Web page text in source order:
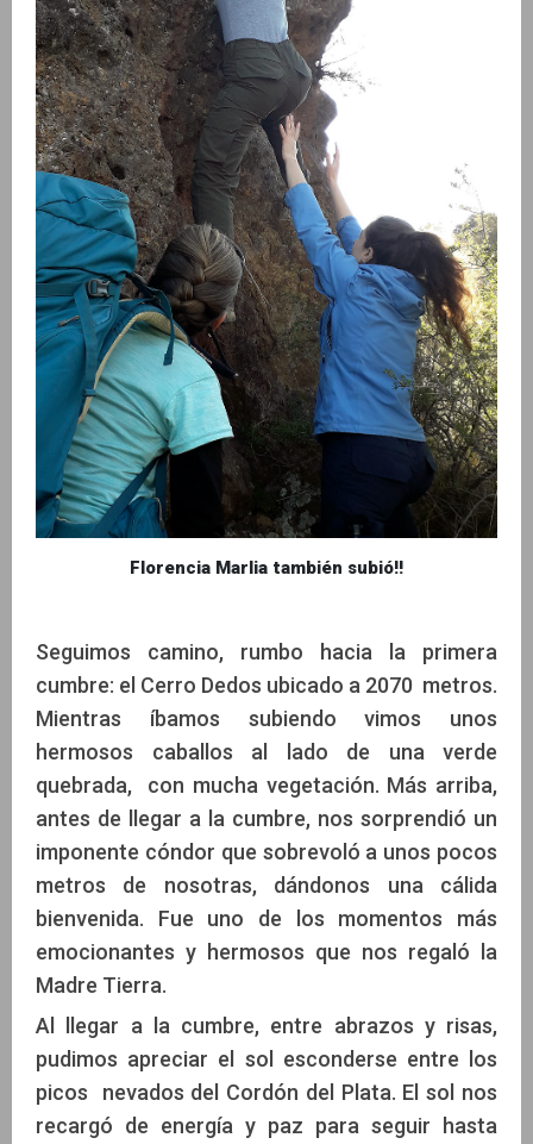
Florencia Marlia también subió!!
Seguimos camino, rumbo hacia la primera
cumbre: el Cerro Dedos ubicado a 2070 metros.
Mientras íbamos subiendo vimos unos
hermosos caballos al lado de una verde
quebrada, con mucha vegetación. Más arriba,
antes de llegar a la cumbre, nos sorprendió un
imponente cóndor que sobrevoló a unos pocos
metros de nosotras, dándonos una cálida
bienvenida. Fue uno de los momentos más
emocionantes y hermosos que nos regaló la
Madre Tierra.
Al llegar a la cumbre, entre abrazos y risas,
pudimos apreciar el sol esconderse entre los
picos nevados del Cordón del Plata. El sol nos
recargó de energía y paz para seguir hasta